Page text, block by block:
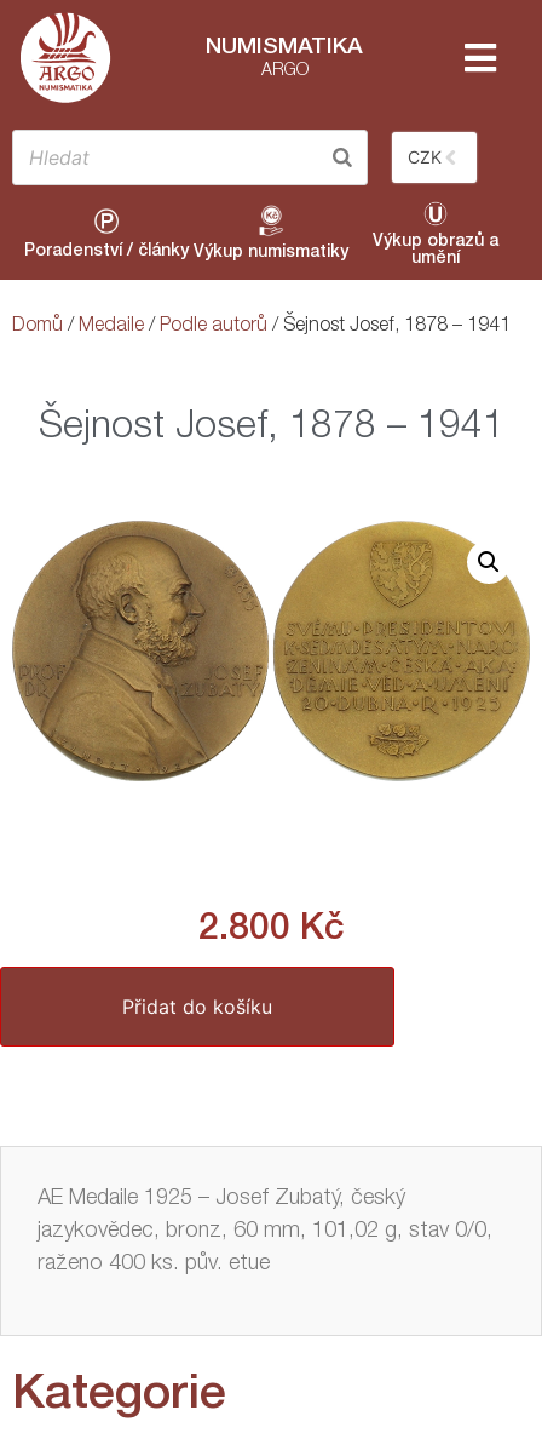
NUMISMATIKA
ARGO
CZK
Poradenství / články Výkup numismatiky
Výkup obrazů a
umění
Domů / Medaile / Podle autorů / Šejnost Josef, 1878 – 1941
Kategorie
Šejnost Josef, 1878 – 1941
2.800 Kč
Přidat do košíku
AE Medaile 1925 – Josef Zubatý, český
jazykovědec, bronz, 60 mm, 101,02 g, stav 0/0,
raženo 400 ks. pův. etue